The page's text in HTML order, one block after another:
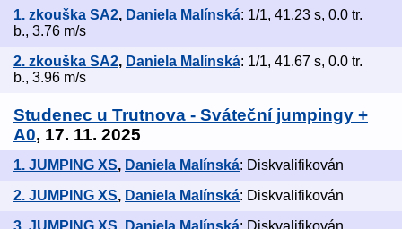
1. zkouška SA2, Daniela Malínská: 1/1, 41.23 s, 0.0 tr.
b., 3.76 m/s
2. zkouška SA2, Daniela Malínská: 1/1, 41.67 s, 0.0 tr.
b., 3.96 m/s
Studenec u Trutnova - Sváteční jumpingy +
A0, 17. 11. 2025
1. JUMPING XS, Daniela Malínská: Diskvalifikován
2. JUMPING XS, Daniela Malínská: Diskvalifikován